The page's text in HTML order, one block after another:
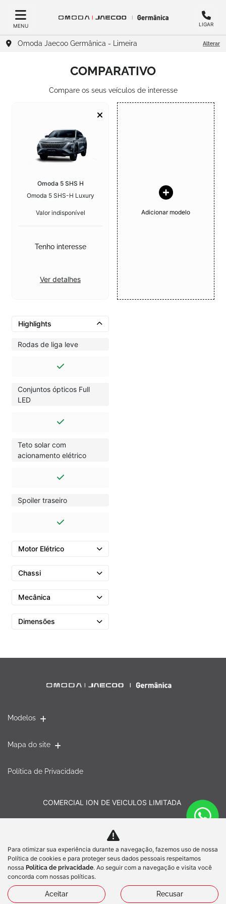
MENU LIGAR
Omoda Jaecoo Germânica - Limeira Alterar
COMPARATIVO
Compare os seus veículos de interesse
Omoda 5 SHS H
Omoda 5 SHS-H Luxury
Valor indisponível
Tenho interesse
Ver detalhes
Adicionar modelo
Highlights
Rodas de liga leve
Conjuntos ópticos Full
LED
Teto solar com
acionamento elétrico
Spoiler traseiro
Motor Elétrico
Chassi
Mecânica
Dimensões
Modelos
Mapa do site
Política de Privacidade
COMERCIAL ION DE VEICULOS LIMITADA
CNPJ: 58.848.580/0002-32
Desacelere. Seu bem maior é a vida.
Desenvolvido pela DEALERSPACE ® Direitos Reservados.
Para otimizar sua experiência durante a navegação, fazemos uso de nossa
Política de cookies e para proteger seus dados pessoais respeitamos
nossa Política de privacidade. Ao seguir com a navegação e visita você
concorda com nossas políticas.
Aceitar Recusar